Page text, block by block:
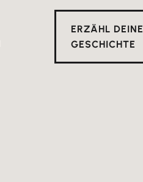
ERZÄHL DEINE
GESCHICHTE